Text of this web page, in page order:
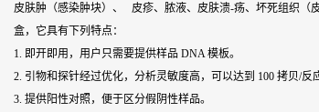
皮肤肿（感染肿块）、 皮疹、脓液、皮肤溃-疡、坏死组织（
盒，它具有下列特点：
1. 即开即用，用户只需要提供样品 DNA 模板。
2. 引物和探针经过优化，分析灵敏度高，可以达到 100 拷贝/反
3. 提供阳性对照，便于区分假阴性样品。